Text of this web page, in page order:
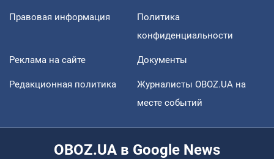
Правовая информация
Политика
конфиденциальности
Реклама на сайте Документы
Редакционная политика
Журналисты OBOZ.UA на
месте событий
OBOZ.UA в Google News